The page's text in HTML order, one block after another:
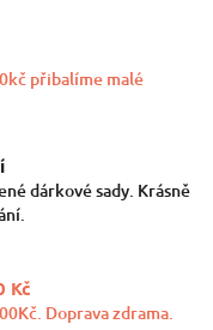
přibalíme malé
dárkové sady. Krásně
Kč
Doprava zdrama.